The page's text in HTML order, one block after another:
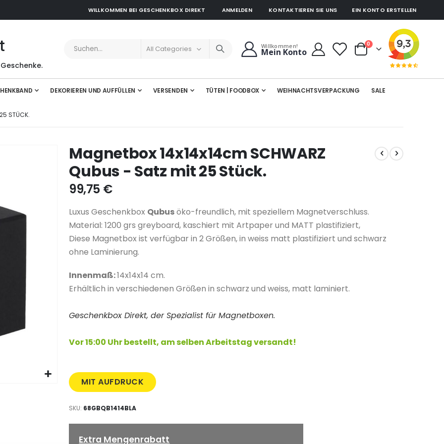
WILLKOMMEN BEI GESCHENKBOX DIREKT ANMELDEN KONTAKTIEREN SIE UNS EIN KONTO ERSTELLEN
Willkommen!
Mein Konto Cart
0Artikel
DEKORIEREN UND AUFFÜLLEN VERSENDEN TÜTEN | FOODBOX WEIHNACHTSVERPACKUNG SALE
STÜCK.
Magnetbox 14x14x14cm SCHWARZ
Qubus - Satz mit 25 Stück.
99,75 €
Luxus Geschenkbox Qubusöko-freundlich, mit speziellem Magnetverschluss.
Material: 1200 grs greyboard, kaschiert mit Artpaper und MATT plastifiziert,
Diese Magnetbox ist verfügbar in 2 Größen, in weiss matt plastifiziert und schwarz
ohne Laminierung.
Innenmaß:14x14x14 cm.
Erhältlich in verschiedenen Größen in schwarz und weiss, matt laminiert.
Geschenkbox Direkt, der Spezialist für Magnetboxen.
Vor 15:00 Uhr bestellt, am selben Arbeitstag versandt!
MIT AUFDRUCK
SKU 68GBQB1414BLA
Extra Mengenrabatt